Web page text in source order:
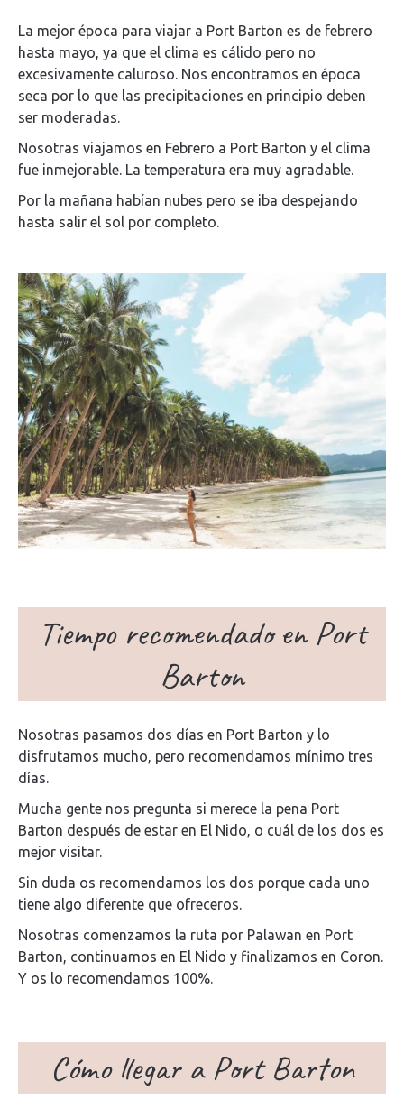
La mejor época para viajar a Port Barton es de febrero
hasta mayo, ya que el clima es cálido pero no
excesivamente caluroso. Nos encontramos en época
seca por lo que las precipitaciones en principio deben
ser moderadas.
Nosotras viajamos en Febrero a Port Barton y el clima
fue inmejorable. La temperatura era muy agradable.
Por la mañana habían nubes pero se iba despejando
hasta salir el sol por completo.
Tiempo recomendado en Port
Barton
Nosotras pasamos dos días en Port Barton y lo
disfrutamos mucho, pero recomendamos mínimo tres
días.
Mucha gente nos pregunta si merece la pena Port
Barton después de estar en El Nido, o cuál de los dos es
mejor visitar.
Sin duda os recomendamos los dos porque cada uno
tiene algo diferente que ofreceros.
Nosotras comenzamos la ruta por Palawan en Port
Barton, continuamos en El Nido y finalizamos en Coron.
Y os lo recomendamos 100%.
Cómo llegar a Port Barton